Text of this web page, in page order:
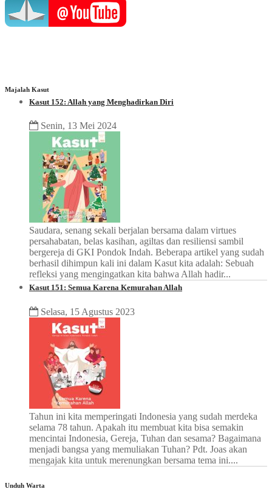
Majalah Kasut
Kasut 152: Allah yang Menghadirkan Diri
Senin, 13 Mei 2024
Saudara, senang sekali berjalan bersama dalam virtues
persahabatan, belas kasihan, agiltas dan resiliensi sambil
bergereja di GKI Pondok Indah. Beberapa artikel yang sudah
berhasil dihimpun kali ini dalam Kasut kita adalah: Sebuah
refleksi yang mengingatkan kita bahwa Allah hadir...
Kasut 151: Semua Karena Kemurahan Allah
Selasa, 15 Agustus 2023
Tahun ini kita memperingati Indonesia yang sudah merdeka
selama 78 tahun. Apakah itu membuat kita bisa semakin
mencintai Indonesia, Gereja, Tuhan dan sesama? Bagaimana
menjadi bangsa yang memuliakan Tuhan? Pdt. Joas akan
mengajak kita untuk merenungkan bersama tema ini....
Unduh Warta